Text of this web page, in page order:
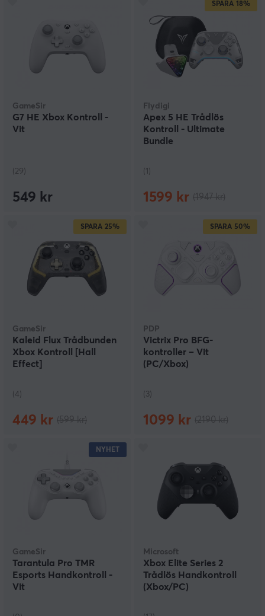
GameSir
G7 HE Xbox Kontroll -
Vit
(29)
549 kr
SPARA 18%
Flydigi
Apex 5 HE Trådlös
Kontroll - Ultimate
Bundle
(1)
1599 kr
SPARA 25%
GameSir
Kaleid Flux Trådbunden
Xbox Kontroll [Hall
Effect]
(4)
449 kr
SPARA 50%
PDP
Victrix Pro BFG-
kontroller – Vit
(PC/Xbox)
(3)
1099 kr
NYHET
GameSir
Tarantula Pro TMR
Esports Handkontroll -
Vit
Microsoft
Xbox Elite Series 2
Trådlös Handkontroll
(Xbox/PC)